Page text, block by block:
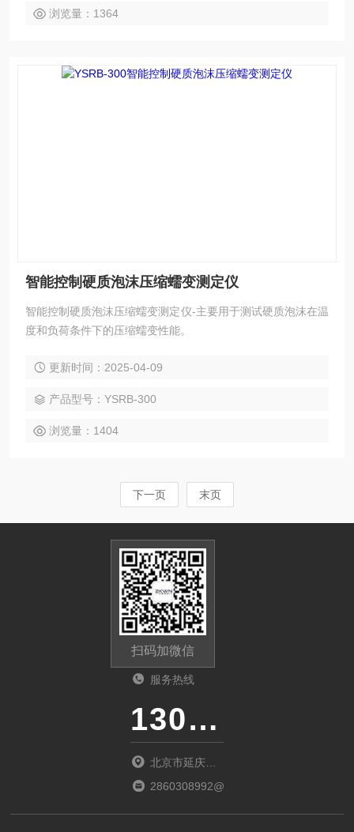
浏览量：1364
智能控制硬质泡沫压缩蠕变测定仪
智能控制硬质泡沫压缩蠕变测定仪-主要用于测试硬质泡沫在温
度和负荷条件下的压缩蠕变性能。
更新时间：2025-04-09
产品型号：YSRB-300
浏览量：1404
下一页 末页
扫码加微信
服务热线
13011285763
北京市延庆区
中关村延庆园
2860308992@qq.com